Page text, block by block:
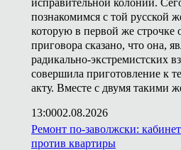
исправительной колонии.
познакомимся с той русской
которую в первой же строчке
приговора сказано, что она,
радикально-экстремистских
совершила приготовление к
акту. Вместе с двумя такими
13:0002.08.2026
Ремонт по-заволжски:
против квартиры